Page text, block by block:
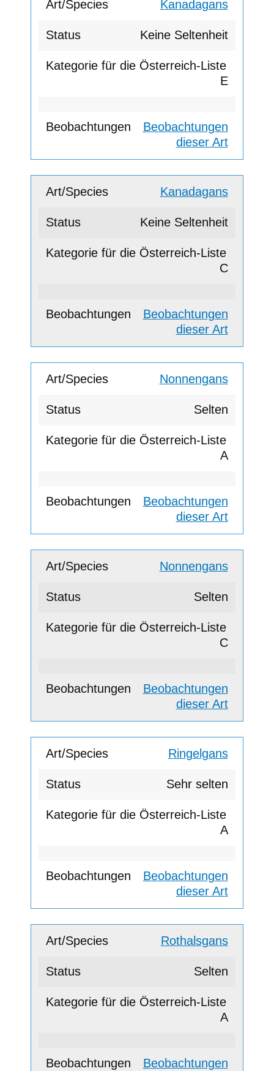
Kanadagans
Keine Seltenheit
E
Beobachtungen
dieser Art
Kanadagans
Keine Seltenheit
C
Beobachtungen
dieser Art
Nonnengans
Selten
A
Beobachtungen
dieser Art
Nonnengans
Selten
C
Beobachtungen
dieser Art
Ringelgans
Sehr selten
A
Beobachtungen
dieser Art
Rothalsgans
Selten
A
Beobachtungen